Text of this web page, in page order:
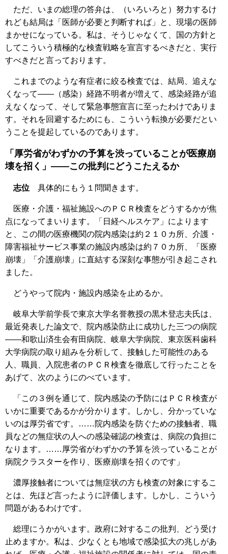
ただ、いまの総理の答弁は、（いろいろと）努力するけ
れども結局は「医師が必要と判断すれば」と、現場の医師
まかせになっている。私は、そうじゃなくて、国の方針と
してこういう積極的な検査戦略を宣言するべきだと、実行
すべきだと言っております。
これまでのような有症者に絞る検査では、結局、追えな
くなって――（感染）経路不明者が増えて、感染経路が追
えなくなって、そして緊急事態宣言に至ったわけでありま
す。それを回避するためにも、こういう転換が必要だとい
うことを提起しているのであります。
「厚労省がわずかの予算を渋っていることが医療崩
壊を招く」――この批判にどうこたえるか
志位 具体的にもう１問聞きます。
医療・介護・福祉施設へのＰＣＲ検査をどうするかが焦
点になってまいります。「日経ヘルスケア」によります
と、この間の医療機関の院内感染は約２１０カ所、介護・
障害福祉サービス事業の施設内感染は約７０カ所、「医療
崩壊」「介護崩壊」に直結する深刻な事態が引き起こされ
ました。
どうやって院内・施設内感染を止めるか。
岐阜大学前学長で東京大学名誉教授の黒木登志夫氏は、
最近発表した論文で、院内感染防止に成功した三つの病院
――和歌山済生会有田病院、岐阜大学病院、東京医科歯科
大学病院の取り組みを分析して、接触した可能性のある
人、職員、入院患者のＰＣＲ検査を徹底して行ったことを
あげて、次のようにのべています。
「この３例を通じて、院内感染の予防にはＰＣＲ検査が
いかに重要であるかが分かります。しかし、分かっていな
いのは厚労省です。……院内感染を防ぐための接触者、職
員などの無症状の人への感染確認の検査は、病院の負担に
なります。……厚労省がわずかの予算を渋っていることが
病院クラスターを作り、医療崩壊を招くのです」
濃厚接触者については無症状の方も検査の対象にするこ
とは、先ほど言ったように評価します。しかし、こういう
問題があるわけです。
総理にうかがいます。政府に対するこの批判、どう受け
止めますか。私は、少なくとも地域で感染拡大の兆しがあ